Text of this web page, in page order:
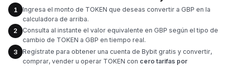
1
Ingresa el monto de TOKEN que deseas convertir a GBP en la
calculadora de arriba.
2
Consulta al instante el valor equivalente en GBP según el tipo de
cambio de TOKEN a GBP en tiempo real.
3
Regístrate para obtener una cuenta de Bybit gratis y convertir,
comprar, vender u operar TOKEN con cero tarifas por